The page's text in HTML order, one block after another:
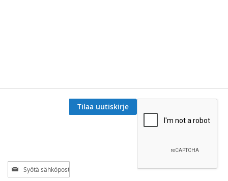
Tilaa
uutiskirjeemme:
Tilaa uutiskirje